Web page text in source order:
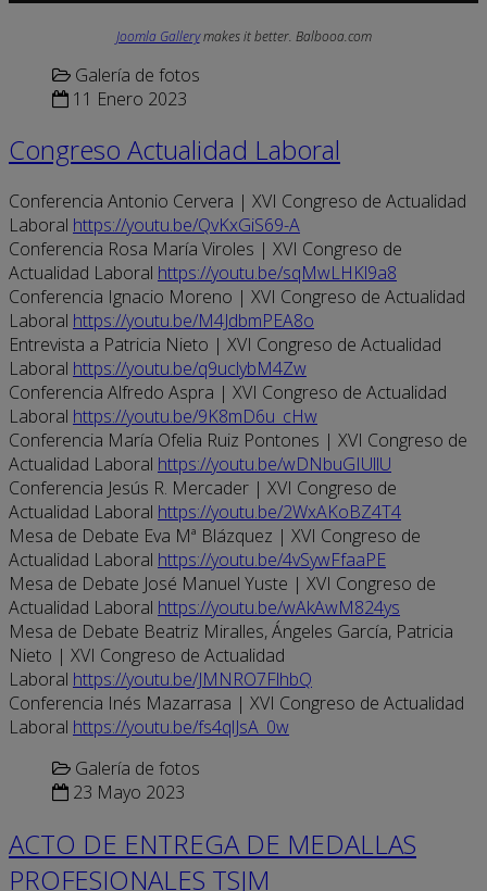
Joomla Gallerymakes it better. Balbooa.com
Galería de fotos
11 Enero 2023
Congreso Actualidad Laboral
Conferencia Antonio Cervera | XVI Congreso de Actualidad
Laboral https://youtu.be/QvKxGiS69-A
Conferencia Rosa María Viroles | XVI Congreso de
Actualidad Laboral https://youtu.be/sqMwLHKl9a8
Conferencia Ignacio Moreno | XVI Congreso de Actualidad
Laboral https://youtu.be/M4JdbmPEA8o
Entrevista a Patricia Nieto | XVI Congreso de Actualidad
Laboral https://youtu.be/q9uclybM4Zw
Conferencia Alfredo Aspra | XVI Congreso de Actualidad
Laboral https://youtu.be/9K8mD6u_cHw
Conferencia María Ofelia Ruiz Pontones | XVI Congreso de
Actualidad Laboral https://youtu.be/wDNbuGIUllU
Conferencia Jesús R. Mercader | XVI Congreso de
Actualidad Laboral https://youtu.be/2WxAKoBZ4T4
Mesa de Debate Eva Mª Blázquez | XVI Congreso de
Actualidad Laboral https://youtu.be/4vSywFfaaPE
Mesa de Debate José Manuel Yuste | XVI Congreso de
Actualidad Laboral https://youtu.be/wAkAwM824ys
Mesa de Debate Beatriz Miralles, Ángeles García, Patricia
Nieto | XVI Congreso de Actualidad
Laboral https://youtu.be/JMNRO7FlhbQ
Conferencia Inés Mazarrasa | XVI Congreso de Actualidad
Laboral https://youtu.be/fs4qlJsA_0w
Galería de fotos
23 Mayo 2023
ACTO DE ENTREGA DE MEDALLAS
PROFESIONALES TSJM